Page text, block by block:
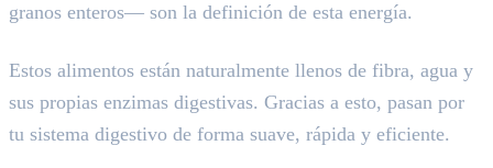
granos enteros— son la definición de esta energía.
Estos alimentos están naturalmente llenos de fibra, agua y
sus propias enzimas digestivas. Gracias a esto, pasan por
tu sistema digestivo de forma suave, rápida y eficiente.